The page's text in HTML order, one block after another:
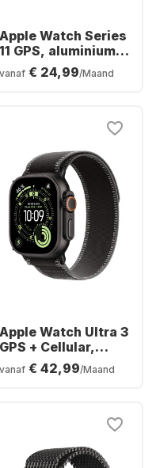
Apple Watch Series
11 GPS, aluminium
kast, 42 mm
vanaf € 24,99/Maand
Apple Watch Ultra 3
GPS + Cellular,
titanium kast, Trail
Loop, 49 mm
vanaf € 42,99/Maand